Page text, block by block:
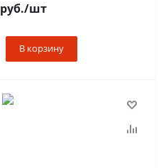
руб./шт
В корзину